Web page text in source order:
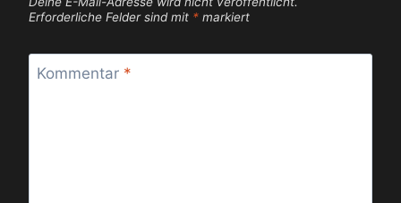
Erforderliche Felder sind mit * markiert
Kommentar *